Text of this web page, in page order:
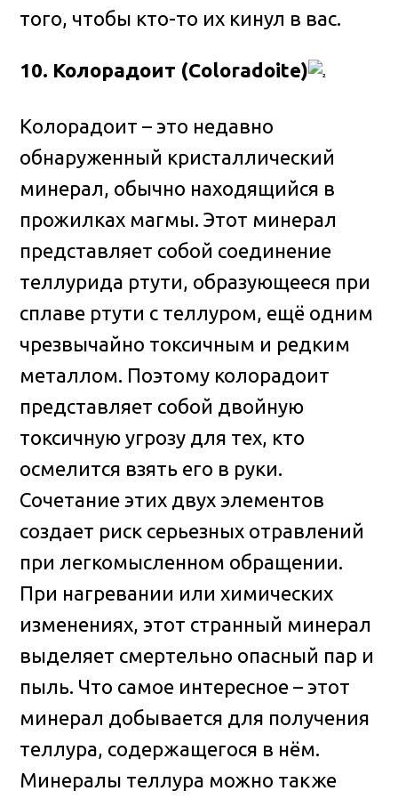
того, чтобы кто-то их кинул в вас.
10. Колорадоит (Coloradoite)
Колорадоит – это недавно
обнаруженный кристаллический
минерал, обычно находящийся в
прожилках магмы. Этот минерал
представляет собой соединение
теллурида ртути, образующееся при
сплаве ртути с теллуром, ещё одним
чрезвычайно токсичным и редким
металлом. Поэтому колорадоит
представляет собой двойную
токсичную угрозу для тех, кто
осмелится взять его в руки.
Сочетание этих двух элементов
создает риск серьезных отравлений
при легкомысленном обращении.
При нагревании или химических
изменениях, этот странный минерал
выделяет смертельно опасный пар и
пыль. Что самое интересное – этот
минерал добывается для получения
теллура, содержащегося в нём.
Минералы теллура можно также